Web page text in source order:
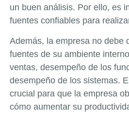
un buen análisis. Por ello, es
fuentes confiables para
Además, la empresa no debe
fuentes de su ambiente
ventas, desempeño de los
desempeño de los sistemas.
crucial para que la empresa
cómo aumentar su